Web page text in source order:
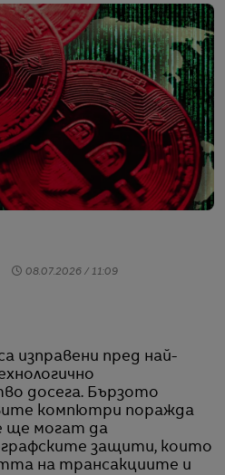
08.07.2026 / 11:09
досега. Бързото
компютри поражда
ще могат да
защити, които
на трансакциите и